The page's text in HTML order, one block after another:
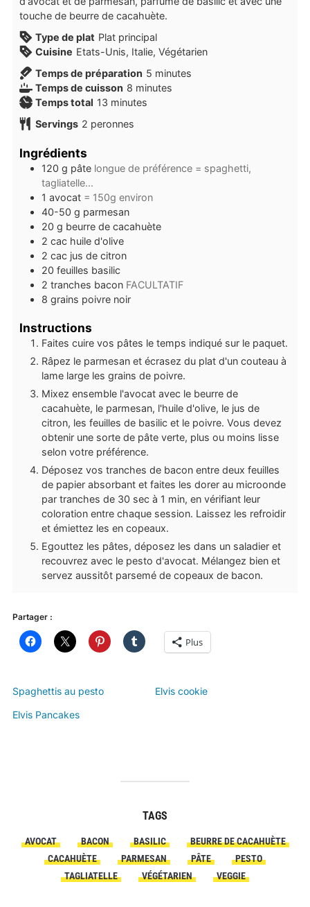
touche de beurre de cacahuète.
Type de plat Plat principal
Cuisine Etats-Unis, Italie, Végétarien
Temps de préparation 5 minutes
minutes
Temps de cuisson 8 minutes
minutes
Temps total 13 minutes
minutes
Servings 2 peronnes
Ingrédients
120 g pâte longue de préférence = spaghetti,
tagliatelle...
1 avocat = 150g environ
40-50 g parmesan
20 g beurre de cacahuète
2 cac huile d'olive
2 cac jus de citron
20 feuilles basilic
2 tranches bacon FACULTATIF
8 grains poivre noir
Instructions
Faites cuire vos pâtes le temps indiqué sur le paquet.
Râpez le parmesan et écrasez du plat d'un couteau à
lame large les grains de poivre.
Mixez ensemble l'avocat avec le beurre de
cacahuète, le parmesan, l'huile d'olive, le jus de
citron, les feuilles de basilic et le poivre. Vous devez
obtenir une sorte de pâte verte, plus ou moins lisse
selon votre préférence.
Déposez vos tranches de bacon entre deux feuilles
de papier absorbant et faites les dorer au microonde
par tranches de 30 sec à 1 min, en vérifiant leur
coloration entre chaque session. Laissez les refroidir
et émiettez les en copeaux.
Egouttez les pâtes, déposez les dans un saladier et
recouvrez avec le pesto d'avocat. Mélangez bien et
servez aussitôt parsemé de copeaux de bacon.
Partager :
Plus
Spaghettis au pesto
Elvis cookie
Elvis Pancakes
TAGS
AVOCAT BACON BASILIC
BEURRE DE CACAHUÈTE
CACAHUÈTE
PARMESAN PÂTE
PESTO
TAGLIATELLE
VÉGÉTARIEN VEGGIE